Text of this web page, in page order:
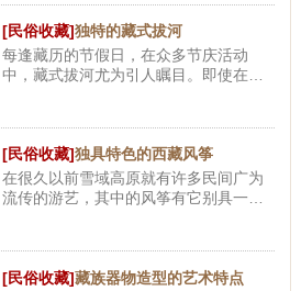
为重孜达果美果舞。其历史久
[民俗收藏]独特的藏式拔河
每逢藏历的节假日，在众多节庆活动
中，藏式拔河尤为引人瞩目。即使在平
起，以游戏的形式练习和比赛。这
[民俗收藏]独具特色的西藏风筝
在很久以前雪域高原就有许多民间广为
流传的游艺，其中的风筝有它别具一格
就可知一二。为何认为秋天才
[民俗收藏]藏族器物造型的艺术特点